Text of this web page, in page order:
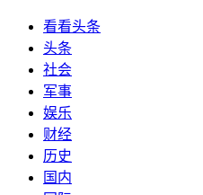
看看头条
头条
社会
军事
娱乐
财经
历史
国内